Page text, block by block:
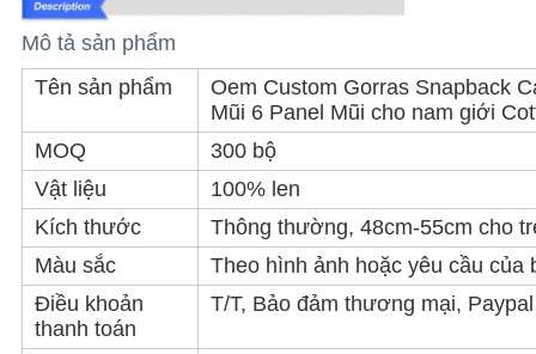
PRIVACY
POLICY
Mô tả sản phẩm
Tên sản phẩm
Oem Custom Gorras Snapback
Mũi 6 Panel Mũi cho nam giới
MOQ
300 bộ
Vật liệu
100% len
Kích thước
Thông thường, 48cm-55cm cho
Màu sắc
Theo hình ảnh hoặc yêu cầu của
Điều khoản
thanh toán
T/T, Bảo đảm thương mại, Paypal